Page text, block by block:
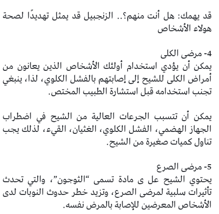
قد يهمك: هل أنت منهم؟.. الزنجبيل قد يمثل تهديدًا لصحة
هولاء الأشخاص
4- مرضى الكلى
يمكن أن يؤدي استخدام أولئك الأشخاص الذين يعانون من
أمراض الكلى للشيح إلى إصابتهم بالفشل الكلوي، لذا، ينبغي
تجنب استخدامه قبل استشارة الطبيب المختص.
يمكن أن تتسبب الجرعات العالية من الشيح في اضطراب
الجهاز الهضمي، الفشل الكلوي، الغثيان، القيء، لذلك يجب
تناول كميات صغيرة من الشيح.
5- مرضى الصرع
يحتوي الشيح عل ى مادة تسمى “الثوجون”، والتي تحدث
تأثيرات سلبية لمرضى الصرع، وتزيد خطر حدوث النوبات لدى
الأشخاص المعرضين للإصابة بالمرض نفسه.